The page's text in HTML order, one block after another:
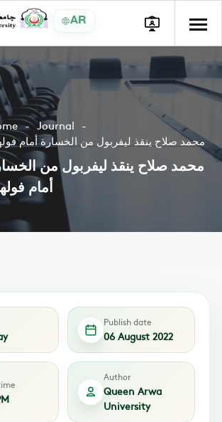
AR
Journal
محمد صلاح ينقذ ليفربول من الخسارة أمام فولهام
محمد صلاح ينقذ ليفربول من
Publish date
06 August 2022
Author
Queen Arwa
University